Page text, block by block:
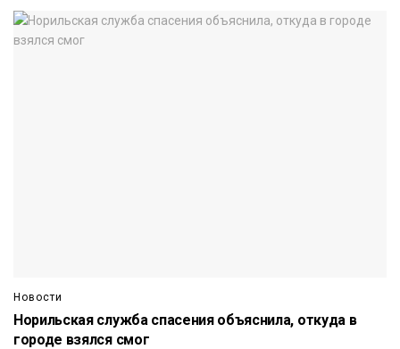
Новости
Норильская служба спасения объяснила, откуда в
городе взялся смог